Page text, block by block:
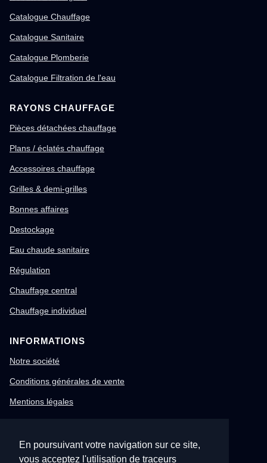
En poursuivant votre navigation sur ce site,
vous acceptez l'utilisation de traceurs
Catalogue Chauffage
Catalogue Sanitaire
Catalogue Plomberie
Catalogue Filtration de l'eau
RAYONS CHAUFFAGE
Pièces détachées chauffage
Plans / éclatés chauffage
Accessoires chauffage
Grilles & demi-grilles
Bonnes affaires
Destockage
Eau chaude sanitaire
Régulation
Chauffage central
Chauffage individuel
INFORMATIONS
Notre société
Conditions générales de vente
Mentions légales
Confidentialité & RGPD